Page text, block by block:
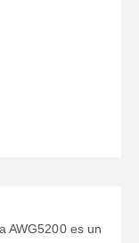
AWG5200 es un